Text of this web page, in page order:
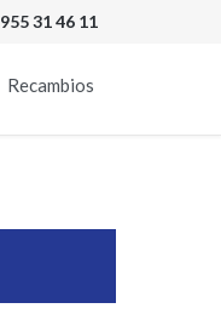
955 31 46 11
Recambios